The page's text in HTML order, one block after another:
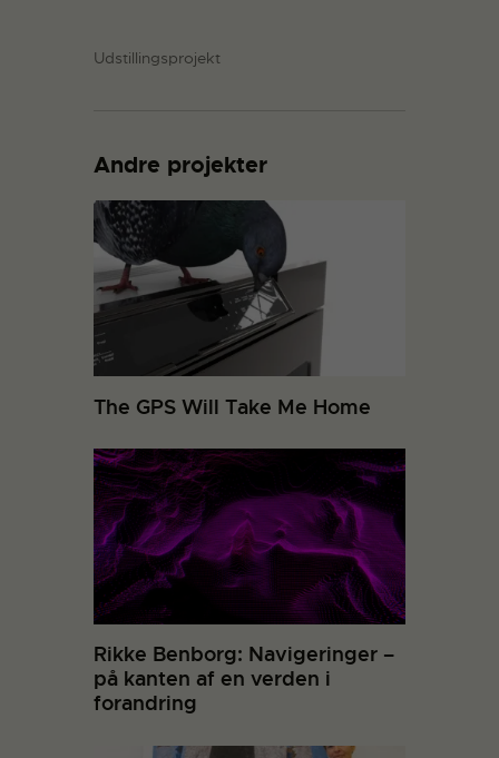
Udstillingsprojekt
Andre projekter
The GPS Will Take Me Home
Rikke Benborg: Navigeringer –
på kanten af en verden i
forandring